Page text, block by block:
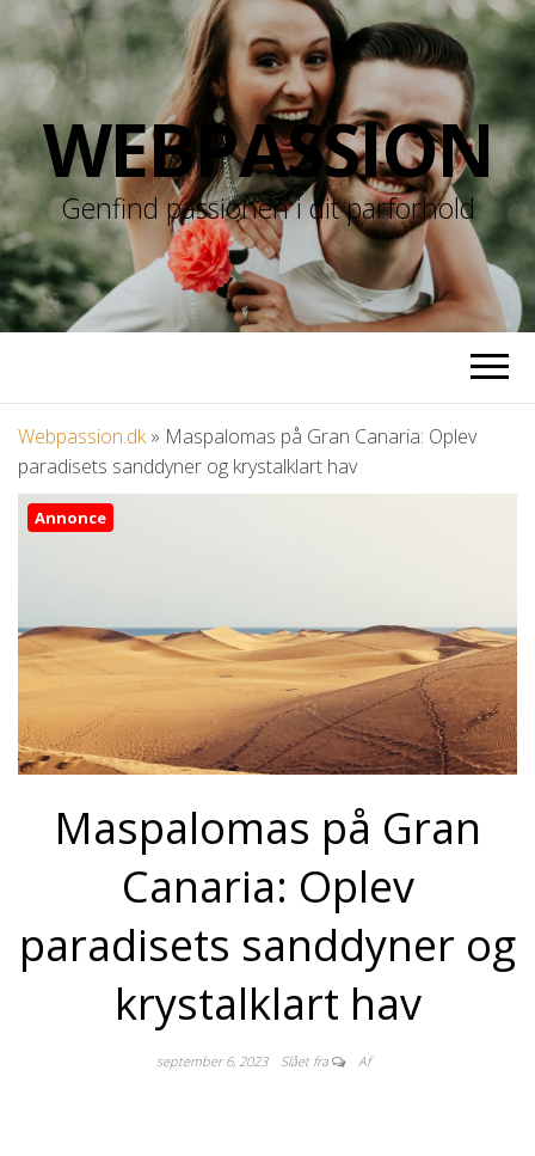
WEBPASSION
Genfind passionen i dit parforhold
Webpassion.dk» Maspalomas på Gran Canaria: Oplev
paradisets sanddyner og krystalklart hav
Annonce
Maspalomas på Gran
Canaria: Oplev
paradisets sanddyner og
krystalklart hav
september 6, 2023 Slået fra Af